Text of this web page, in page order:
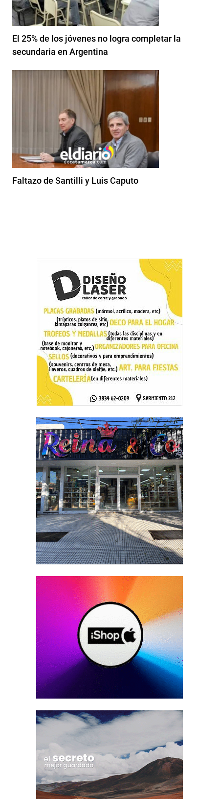
El 25% de los jóvenes no logra completar la
secundaria en Argentina
Faltazo de Santilli y Luis Caputo